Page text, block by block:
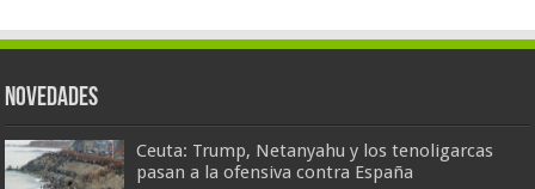
Novedades
Ceuta: Trump, Netanyahu y los tenoligarcas
pasan a la ofensiva contra España